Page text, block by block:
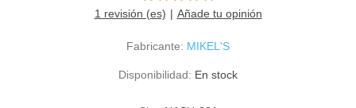
1 revisión (es) Añade tu opinión
Fabricante: MIKEL'S
Disponibilidad: En stock